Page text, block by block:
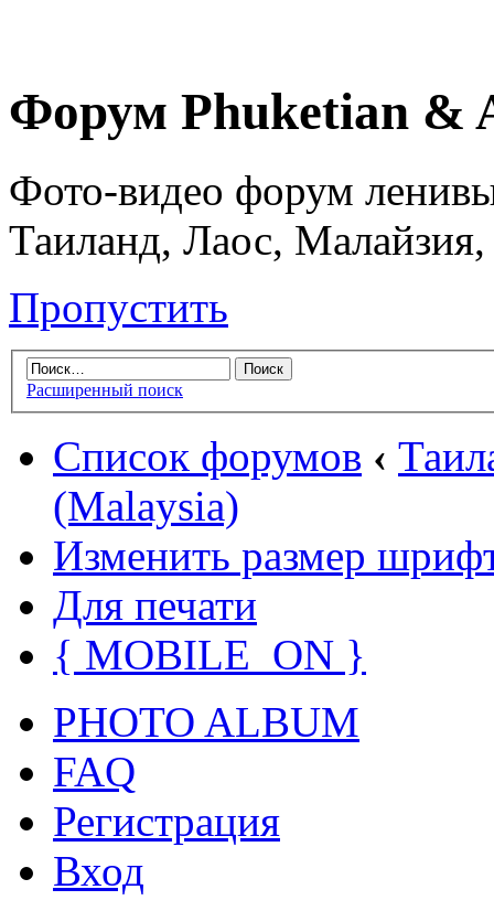
Форум Phuketian &
Фото-видео форум
Таиланд, Лаос,
Пропустить
Расширенный поиск
Список форумов ‹
(Malaysia)
Изменить размер
Для печати
{ MOBILE_ON }
PHOTO ALBUM
FAQ
Регистрация
Вход